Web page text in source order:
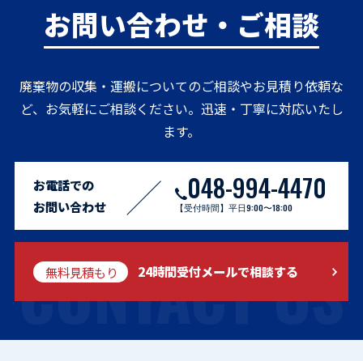
お問い合わせ・ご相談
廃棄物の収集・運搬についてのご相談やお見積り依頼な
ど、お気軽にご相談ください。迅速・丁寧に対応いたし
ます。
CONTACT US
お電話での
お問い合わせ
048-994-4470
【受付時間】平日9:00〜18:00
無料見積もり 24時間受付メールで相談する